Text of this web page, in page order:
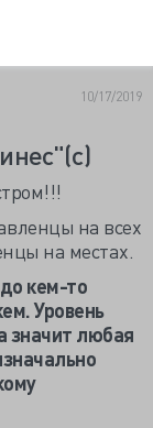
10/17/2019
на всех
на местах.
кем-то
Уровень
значит любая